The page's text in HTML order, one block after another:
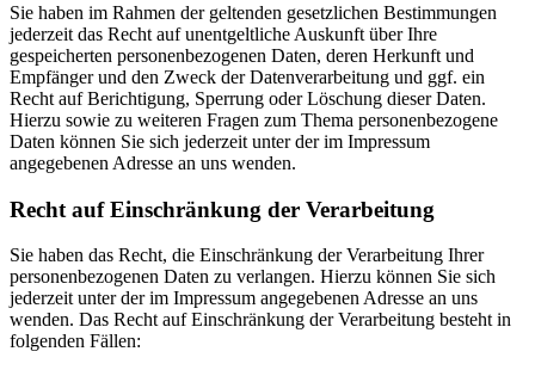
Sie haben im Rahmen der geltenden gesetzlichen Bestimmungen
jederzeit das Recht auf unentgeltliche Auskunft über Ihre
gespeicherten personenbezogenen Daten, deren Herkunft und
Empfänger und den Zweck der Datenverarbeitung und ggf. ein
Recht auf Berichtigung, Sperrung oder Löschung dieser Daten.
Hierzu sowie zu weiteren Fragen zum Thema personenbezogene
Daten können Sie sich jederzeit unter der im Impressum
angegebenen Adresse an uns wenden.
Recht auf Einschränkung der Verarbeitung
Sie haben das Recht, die Einschränkung der Verarbeitung Ihrer
personenbezogenen Daten zu verlangen. Hierzu können Sie sich
jederzeit unter der im Impressum angegebenen Adresse an uns
wenden. Das Recht auf Einschränkung der Verarbeitung besteht in
folgenden Fällen: